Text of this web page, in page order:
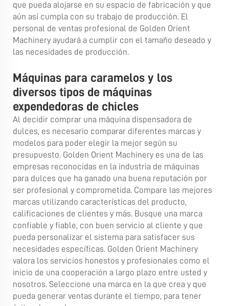
que pueda alojarse en su espacio de fabricación y que
aún así cumpla con su trabajo de producción. El
personal de ventas profesional de Golden Orient
Machinery ayudará a cumplir con el tamaño deseado y
las necesidades de producción.
Máquinas para caramelos y los
diversos tipos de máquinas
expendedoras de chicles
Al decidir comprar una máquina dispensadora de
dulces, es necesario comparar diferentes marcas y
modelos para poder elegir la mejor según su
presupuesto. Golden Orient Machinery es una de las
empresas reconocidas en la industria de máquinas
para dulces que ha ganado una buena reputación por
ser profesional y comprometida. Compare las mejores
marcas utilizando características del producto,
calificaciones de clientes y más. Busque una marca
confiable y fiable, con buen servicio al cliente y que
pueda personalizar el sistema para satisfacer sus
necesidades específicas. Golden Orient Machinery
valora los servicios honestos y profesionales como el
inicio de una cooperación a largo plazo entre usted y
nosotros. Seleccione una marca en la que crea y que
pueda generar ventas durante el tiempo, para tener